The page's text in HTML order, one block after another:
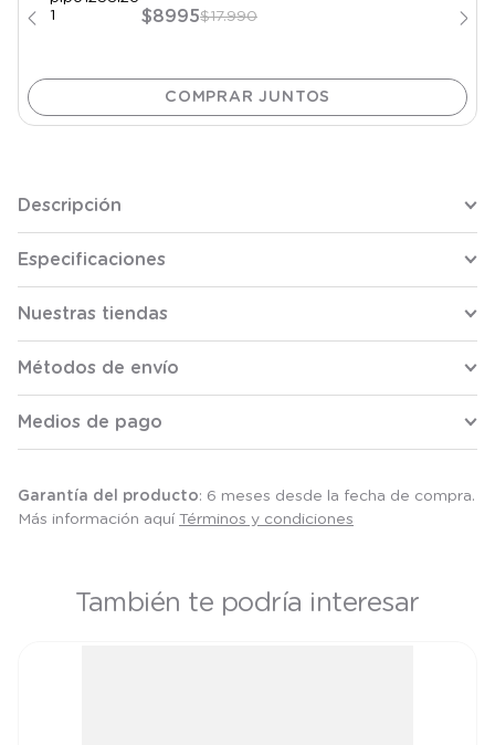
$8995$17.990
Descripción
Especificaciones
Nuestras tiendas
Métodos de envío
Medios de pago
Garantía del producto: 6 meses desde la fecha de compra.
Más información aquí Términos y condiciones
También te podría interesar